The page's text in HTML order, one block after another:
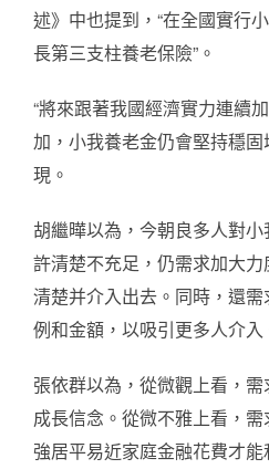
述》中也提到，“在全國實行
長第三支柱養老保險”。
“將來跟著我國經濟實力連續
加，小我養老金仍會堅持穩固
現。
胡繼曄以為，今朝良多人對
許清楚不充足，仍需求加大
清楚并介入出去。同時，還
例和金額，以吸引更多人介入
張依群以為，從微觀上看，
成長信念。從微不雅上看，
強居平易近家庭金融花費才